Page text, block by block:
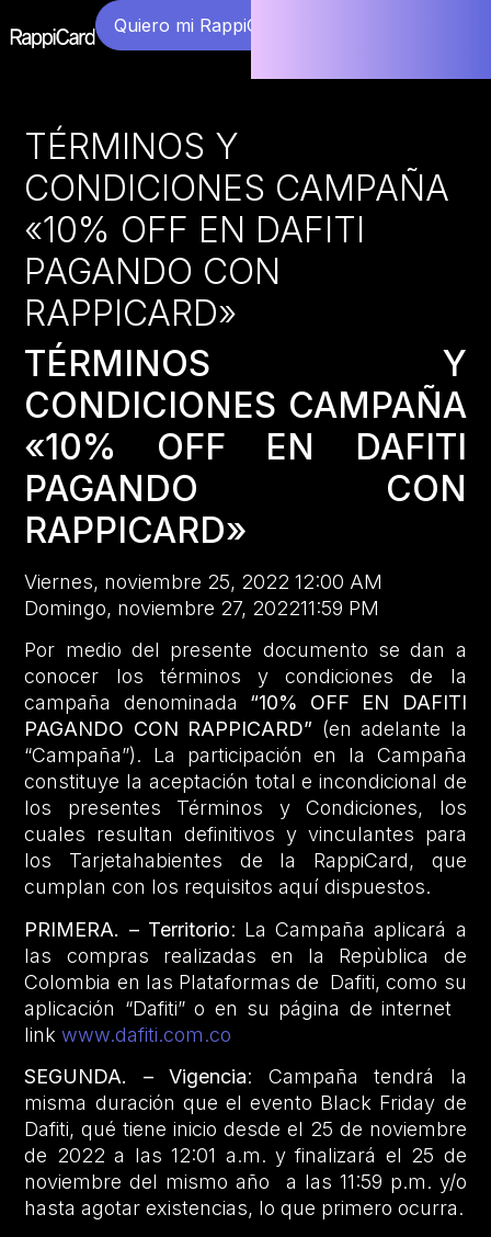
Quiero mi RappiCard
TÉRMINOS Y
CONDICIONES CAMPAÑA
«10% OFF EN DAFITI
PAGANDO CON
RAPPICARD»
TÉRMINOS Y
CONDICIONES CAMPAÑA
«10% OFF EN DAFITI
PAGANDO CON
RAPPICARD»
Viernes, noviembre 25, 2022 12:00 AM
Domingo, noviembre 27, 202211:59 PM
Por medio del presente documento se dan a
conocer los términos y condiciones de la
campaña denominada “10% OFF EN DAFITI
PAGANDO CON RAPPICARD” (en adelante la
“Campaña”). La participación en la Campaña
constituye la aceptación total e incondicional de
los presentes Términos y Condiciones, los
cuales resultan definitivos y vinculantes para
los Tarjetahabientes de la RappiCard, que
cumplan con los requisitos aquí dispuestos.
PRIMERA. – Territorio: La Campaña aplicará a
las compras realizadas en la Repùblica de
Colombia en las Plataformas de Dafiti, como su
aplicación “Dafiti” o en su página de internet
link www.dafiti.com.co
SEGUNDA. – Vigencia: Campaña tendrá la
misma duración que el evento Black Friday de
Dafiti, qué tiene inicio desde el 25 de noviembre
de 2022 a las 12:01 a.m. y finalizará el 25 de
noviembre del mismo año a las 11:59 p.m. y/o
hasta agotar existencias, lo que primero ocurra.